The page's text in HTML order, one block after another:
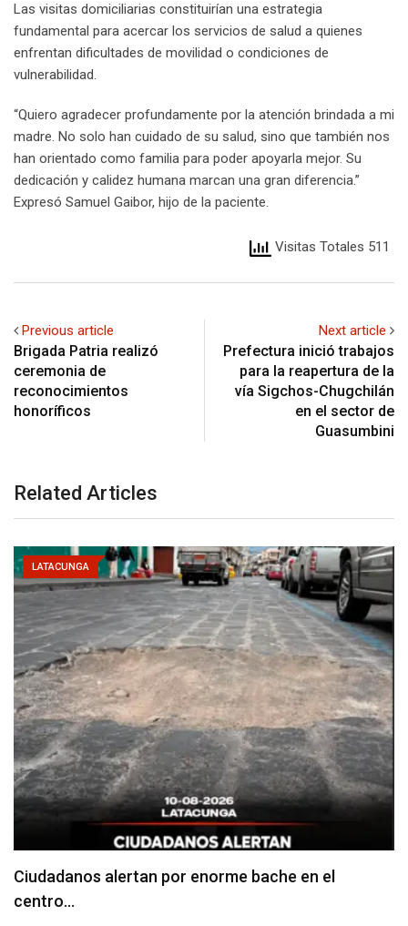
Las visitas domiciliarias constituirían una estrategia
fundamental para acercar los servicios de salud a quienes
enfrentan dificultades de movilidad o condiciones de
vulnerabilidad.
“Quiero agradecer profundamente por la atención brindada a mi
madre. No solo han cuidado de su salud, sino que también nos
han orientado como familia para poder apoyarla mejor. Su
dedicación y calidez humana marcan una gran diferencia.”
Expresó Samuel Gaibor, hijo de la paciente.
Visitas Totales 511
Previous article
Brigada Patria realizó
ceremonia de
reconocimientos
honoríficos
Next article
Prefectura inició trabajos
para la reapertura de la
vía Sigchos-Chugchilán
en el sector de
Guasumbini
Related Articles
LATACUNGA
Denuncian falta de señalización en zonas de
estacionamiento…